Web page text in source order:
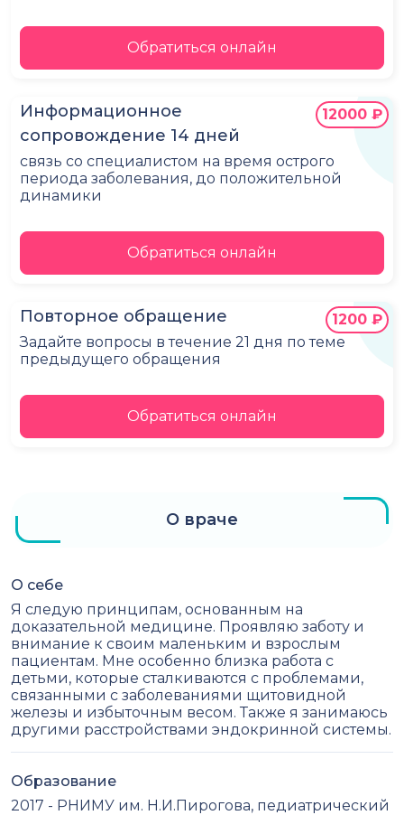
Обратиться онлайн
Информационное
сопровождение 14 дней
связь со специалистом на время острого
периода заболевания, до положительной
динамики
12000 ₽
Обратиться онлайн
Повторное обращение
Задайте вопросы в течение 21 дня по теме
предыдущего обращения
1200 ₽
Обратиться онлайн
О враче
О себе
Я следую принципам, основанным на
доказательной медицине. Проявляю заботу и
внимание к своим маленьким и взрослым
пациентам. Мне особенно близка работа с
детьми, которые сталкиваются с проблемами,
связанными с заболеваниями щитовидной
железы и избыточным весом. Также я занимаюсь
другими расстройствами эндокринной системы.
Образование
2017 - РНИМУ им. Н.И.Пирогова, педиатрический